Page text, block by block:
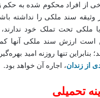
از افراد محکوم شده به حکم
وثیقه سند ملکی را نداشته
یا ملکی تحت تملک خود
است ارزش سند ملکی آنها
بنابراین تنها روزنه امید
از زندان، اجاره آن خواهد بود.
تحمیلی